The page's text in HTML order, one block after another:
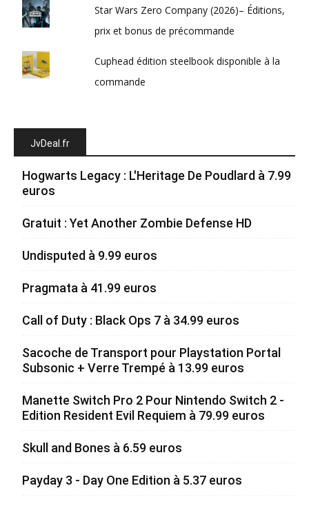
Star Wars Zero Company (2026)– Éditions,
prix et bonus de précommande
Cuphead édition steelbook disponible à la
commande
JvDeal.fr
Hogwarts Legacy : L'Heritage De Poudlard à 7.99
euros
Gratuit : Yet Another Zombie Defense HD
Undisputed à 9.99 euros
Pragmata à 41.99 euros
Call of Duty : Black Ops 7 à 34.99 euros
Sacoche de Transport pour Playstation Portal
Subsonic + Verre Trempé à 13.99 euros
Manette Switch Pro 2 Pour Nintendo Switch 2 -
Edition Resident Evil Requiem à 79.99 euros
Skull and Bones à 6.59 euros
Payday 3 - Day One Edition à 5.37 euros